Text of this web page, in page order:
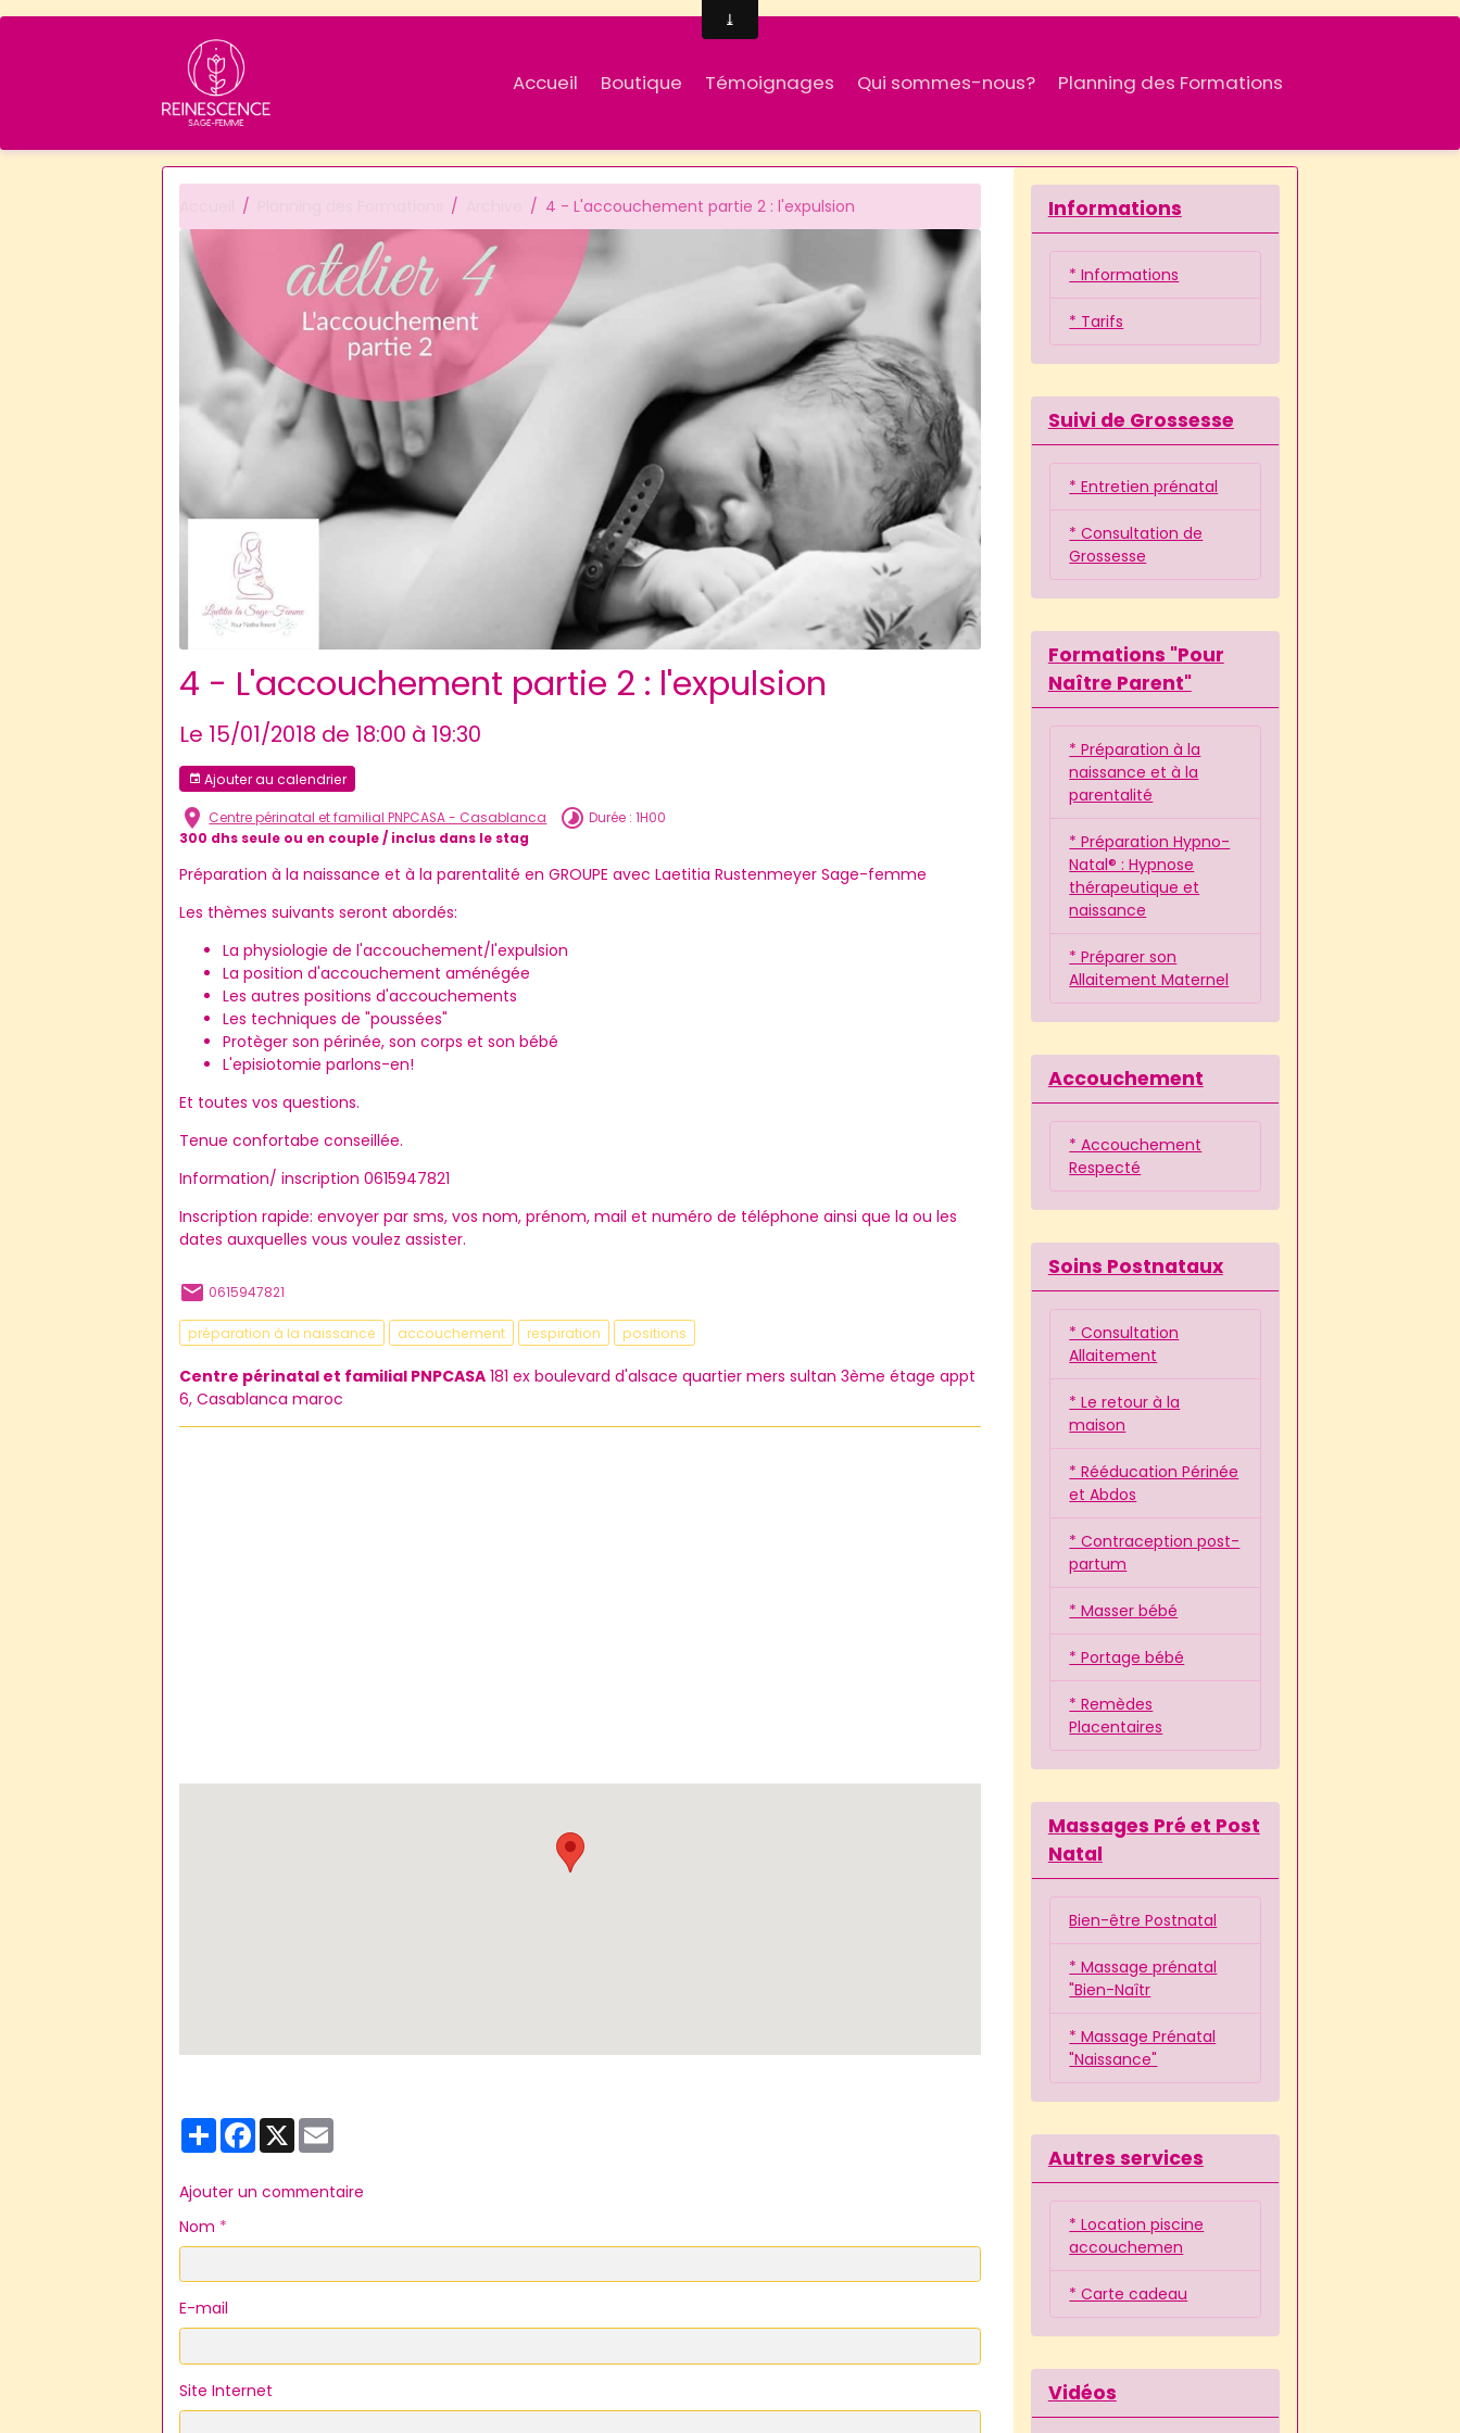
Accueil Boutique Témoignages Qui sommes-nous? Planning des Formations
4 - L'accouchement partie 2 : l'expulsion
4 - L'accouchement partie 2 : l'expulsion
Le 15/01/2018 de 18:00 à 19:30
Ajouter au calendrier
Centre périnatal et familial PNPCASA - Casablanca
Durée : 1H00
300 dhs seule ou en couple / inclus dans le stag
Préparation à la naissance et à la parentalité en GROUPE avec Laetitia Rustenmeyer Sage-femme
Les thèmes suivants seront abordés:
La physiologie de l'accouchement/l'expulsion
La position d'accouchement aménégée
Les autres positions d'accouchements
Les techniques de "poussées"
Protèger son périnée, son corps et son bébé
L'episiotomie parlons-en!
Et toutes vos questions.
Tenue confortabe conseillée.
Information/ inscription 0615947821
Inscription rapide: envoyer par sms, vos nom, prénom, mail et numéro de téléphone ainsi que la ou les
dates auxquelles vous voulez assister.
0615947821
préparation à la naissance accouchement respiration positions
Centre périnatal et familial PNPCASA 181 ex boulevard d'alsace quartier mers sultan 3ème étage appt
6, Casablanca maroc
PartagerFacebook
X
Ajouter un commentaire
Nom
E-mail
Site Internet
Informations
* Informations
* Tarifs
Suivi de Grossesse
* Entretien prénatal
* Consultation de
Grossesse
Formations "Pour
Naître Parent"
* Préparation à la
naissance et à la
parentalité
* Préparation Hypno-
Natal® : Hypnose
thérapeutique et
naissance
* Préparer son
Allaitement Maternel
Accouchement
* Accouchement
Respecté
Soins Postnataux
* Consultation
Allaitement
* Le retour à la
maison
* Rééducation Périnée
et Abdos
* Contraception post-
partum
* Masser bébé
* Portage bébé
* Remèdes
Placentaires
Massages Pré et Post
Natal
Bien-être Postnatal
* Massage prénatal
"Bien-Naîtr
* Massage Prénatal
"Naissance"
Autres services
* Location piscine
accouchemen
* Carte cadeau
Vidéos